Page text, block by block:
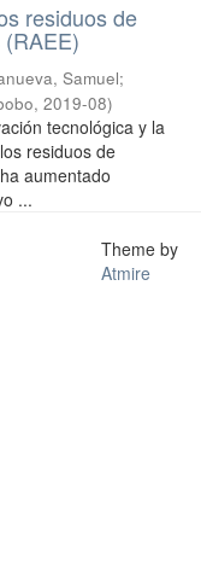
residuos de
Samuel;
, 2019-08)
tecnológica y la
residuos de
aumentado
...
Theme by
Atmire